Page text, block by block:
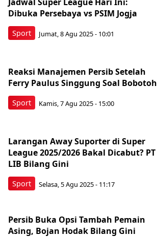
Sport
Dibuka Persebaya vs PSIM Jogja
Jumat, 8 Agu 2025 - 10:01
Sport
Reaksi Manajemen Persib Setelah
Ferry Paulus Singgung Soal Bobotoh
Kamis, 7 Agu 2025 - 15:00
Sport
Larangan Away Suporter di Super
League 2025/2026 Bakal Dicabut? PT
LIB Bilang Gini
Selasa, 5 Agu 2025 - 11:17
Persib Buka Opsi Tambah Pemain
Asing, Bojan Hodak Bilang Gini